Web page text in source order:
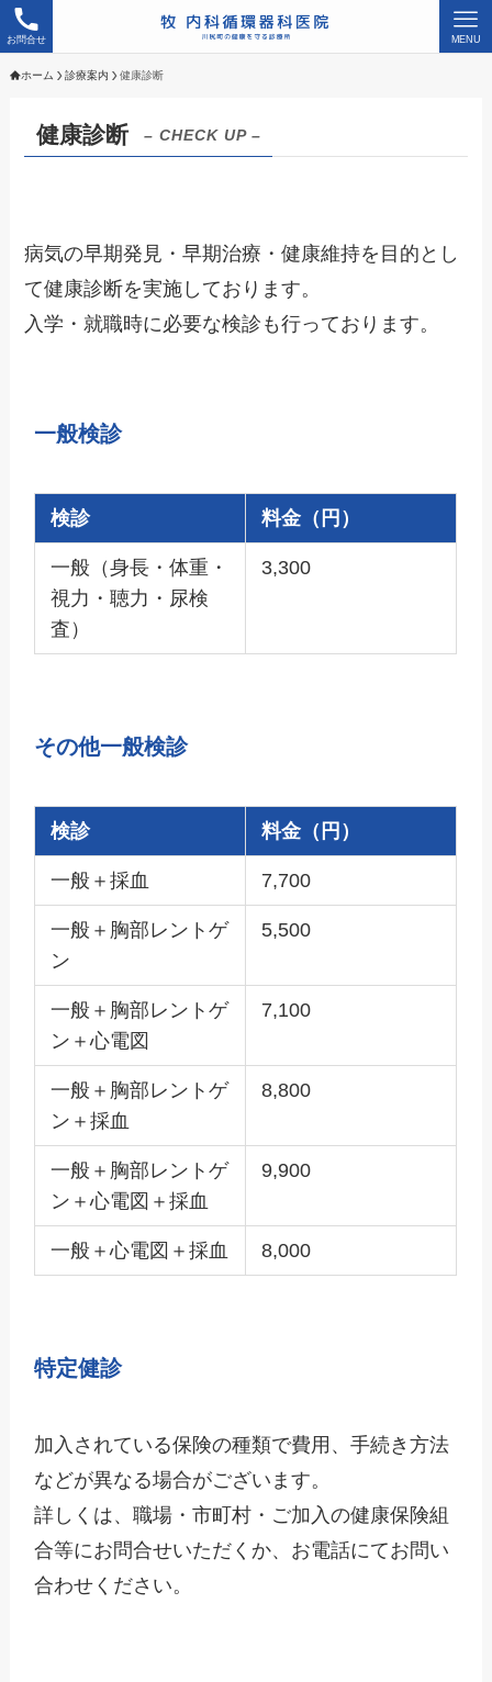
お問合せ MENU
ホーム 診療案内 健康診断
健康診断 – CHECK UP –
病気の早期発見・早期治療・健康維持を目的とし
て健康診断を実施しております。
入学・就職時に必要な検診も行っております。
一般検診
検診 料金（円）
一般（身長・体重・
視力・聴力・尿検
査）
3,300
その他一般検診
検診 料金（円）
一般＋採血 7,700
一般＋胸部レントゲ
ン
5,500
一般＋胸部レントゲ
ン＋心電図
7,100
一般＋胸部レントゲ
ン＋採血
8,800
一般＋胸部レントゲ
ン＋心電図＋採血
9,900
一般＋心電図＋採血 8,000
特定健診
加入されている保険の種類で費用、手続き方法
などが異なる場合がございます。
詳しくは、職場・市町村・ご加入の健康保険組
合等にお問合せいただくか、お電話にてお問い
合わせください。